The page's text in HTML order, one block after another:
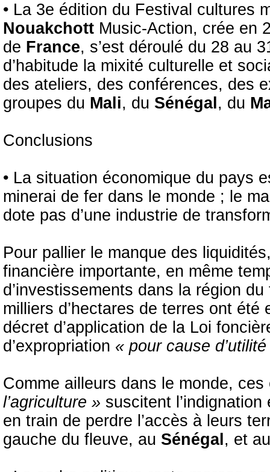
• La 3e édition du Festival cultures
Nouakchott Music-Action, crée en
de France, s’est déroulé du 28 au
d’habitude la mixité culturelle et
des ateliers, des conférences, des
groupes du Mali, du Sénégal , du
Conclusions
• La situation économique du pays
minerai de fer dans le monde ; le
dote pas d’une industrie de
Pour pallier le manque des liquidités,
financière importante, en même
d’investissements dans la région
milliers d’hectares de terres ont
décret d’application de la Loi
d’expropriation « pour cause
Comme ailleurs dans le monde,
l’agriculture » suscitent
en train de perdre l’accès à leurs
gauche du fleuve, au Sénégal , et